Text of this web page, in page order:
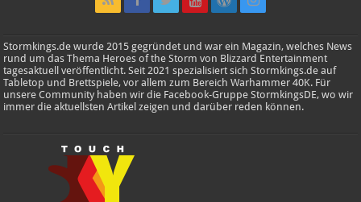
Stormkings.de wurde 2015 gegründet und war ein Magazin, welches News
rund um das Thema Heroes of the Storm von Blizzard Entertainment
tagesaktuell veröffentlicht. Seit 2021 spezialisiert sich Stormkings.de auf
Tabletop und Brettspiele, vor allem zum Bereich Warhammer 40K. Für
unsere Community haben wir die Facebook-Gruppe StormkingsDE, wo wir
immer die aktuellsten Artikel zeigen und darüber reden können.